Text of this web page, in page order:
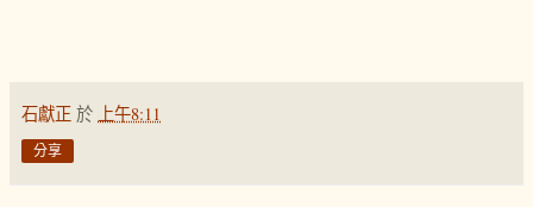
石獻正 於 上午8:11
分享